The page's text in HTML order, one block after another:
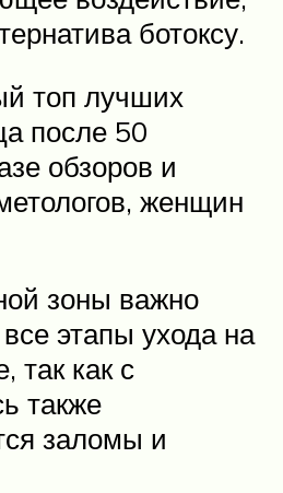
ботоксу.
топ лучших
после 50
обзоров и
женщин
зоны важно
этапы ухода на
так как с
также
заломы и